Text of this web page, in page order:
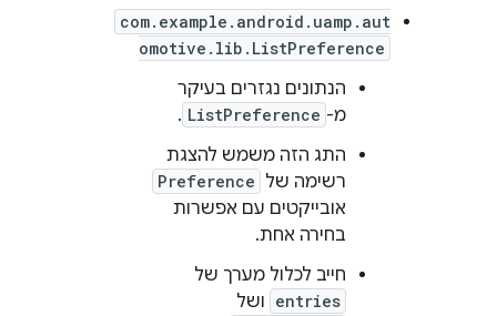
com.example.android.uamp.aut
omotive.lib.ListPreference
הנתונים נגזרים בעיקר
מ- ListPreference
.
התג הזה משמש להצגת
רשימה של Preference
אובייקטים עם אפשרות
בחירה אחת.
חייב לכלול מערך של
entries ושל